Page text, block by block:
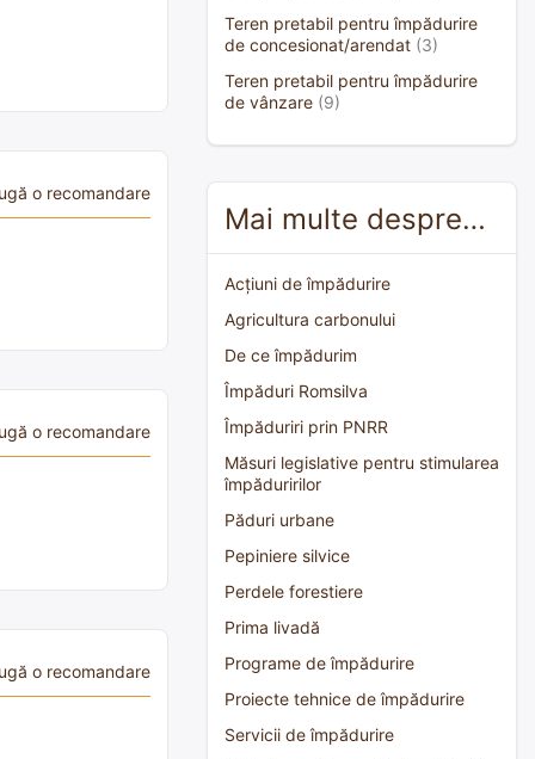
o recomandare
o recomandare
o recomandare
Teren pretabil pentru împădurire
de concesionat/arendat (3)
Teren pretabil pentru împădurire
de vânzare (9)
Mai multe despre…
Acțiuni de împădurire
Agricultura carbonului
De ce împădurim
Împăduri Romsilva
Împăduriri prin PNRR
Măsuri legislative pentru stimularea
împăduririlor
Păduri urbane
Pepiniere silvice
Perdele forestiere
Prima livadă
Programe de împădurire
Proiecte tehnice de împădurire
Servicii de împădurire